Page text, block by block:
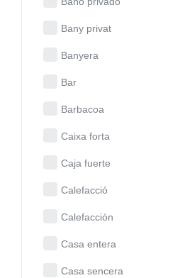
Bany privat
Banyera
Bar
Barbacoa
Caixa forta
Caja fuerte
Calefacció
Calefacción
Casa entera
Casa sencera